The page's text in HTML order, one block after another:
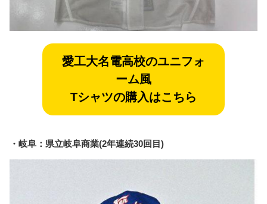
愛工大名電高校のユニフォ
ーム風
Tシャツの購入はこちら
・岐阜：県立岐阜商業(2年連続30回目)